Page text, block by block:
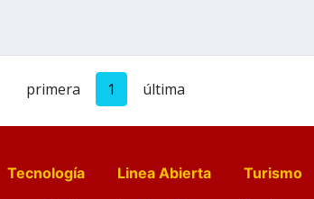
primera 1 última
Tecnología Linea Abierta Turismo